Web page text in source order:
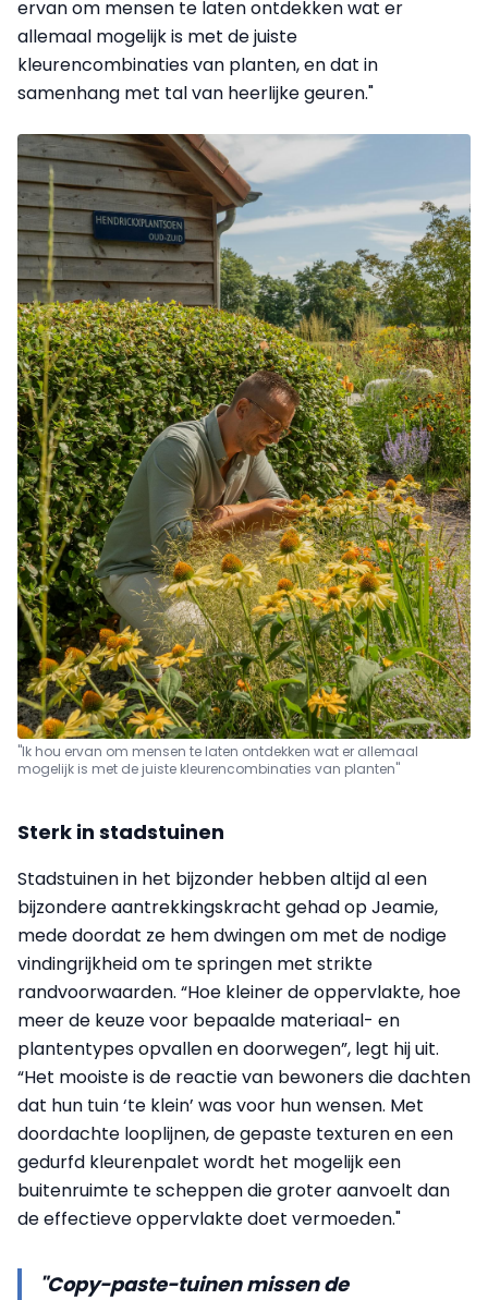
ervan om mensen te laten ontdekken wat er
allemaal mogelijk is met de juiste
kleurencombinaties van planten, en dat in
samenhang met tal van heerlijke geuren."
"Ik hou ervan om mensen te laten ontdekken wat er allemaal
mogelijk is met de juiste kleurencombinaties van planten"
Sterk in stadstuinen
Stadstuinen in het bijzonder hebben altijd al een
bijzondere aantrekkingskracht gehad op Jeamie,
mede doordat ze hem dwingen om met de nodige
vindingrijkheid om te springen met strikte
randvoorwaarden. “Hoe kleiner de oppervlakte, hoe
meer de keuze voor bepaalde materiaal- en
plantentypes opvallen en doorwegen”, legt hij uit.
“Het mooiste is de reactie van bewoners die dachten
dat hun tuin ‘te klein’ was voor hun wensen. Met
doordachte looplijnen, de gepaste texturen en een
gedurfd kleurenpalet wordt het mogelijk een
buitenruimte te scheppen die groter aanvoelt dan
de effectieve oppervlakte doet vermoeden."
"Copy-paste-tuinen missen de